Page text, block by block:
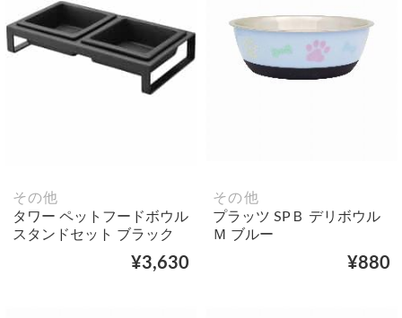
その他
タワー ペットフードボウル
スタンドセット ブラック
¥3,630
その他
プラッツ SPＢ デリボウル
Ｍ ブルー
¥880